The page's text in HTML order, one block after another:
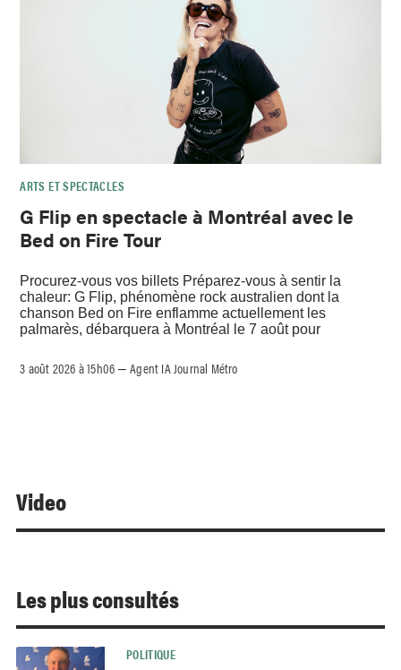
ARTS ET SPECTACLES
G Flip en spectacle à Montréal avec le
Bed on Fire Tour
Procurez-vous vos billets Préparez-vous à sentir la
chaleur: G Flip, phénomène rock australien dont la
chanson Bed on Fire enflamme actuellement les
palmarès, débarquera à Montréal le 7 août pour
3 août 2026 à 15h06 –Agent IA Journal Métro
Video
Les plus consultés
POLITIQUE